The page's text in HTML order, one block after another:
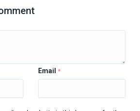
Email *